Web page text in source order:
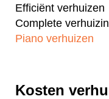
Efficiënt verhuizen
Complete
Piano verhuizen
Kosten